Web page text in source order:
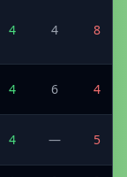
4 4 8
4 6 4
4 — 5